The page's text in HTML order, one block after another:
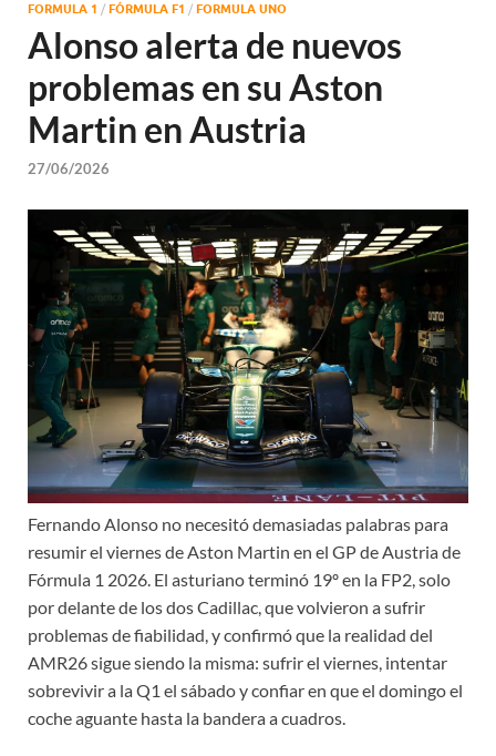
FORMULA 1 / FÓRMULA F1 / FORMULA UNO
Alonso alerta de nuevos
problemas en su Aston
Martin en Austria
27/06/2026
Fernando Alonso no necesitó demasiadas palabras para
resumir el viernes de Aston Martin en el GP de Austria de
Fórmula 1 2026. El asturiano terminó 19º en la FP2, solo
por delante de los dos Cadillac, que volvieron a sufrir
problemas de fiabilidad, y confirmó que la realidad del
AMR26 sigue siendo la misma: sufrir el viernes, intentar
sobrevivir a la Q1 el sábado y confiar en que el domingo el
coche aguante hasta la bandera a cuadros.